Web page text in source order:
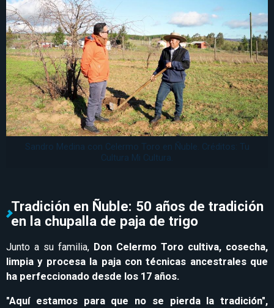
Sandro Medina con Celermo Toro en Ñuble. Créditos: Tu
Cultura Mi Cultura.
Tradición en Ñuble: 50 años de tradición
en la chupalla de paja de trigo
Junto a su familia, Don Celermo Toro cultiva, cosecha,
limpia y procesa la paja con técnicas ancestrales que
ha perfeccionado desde los 17 años.
"Aquí estamos para que no se pierda la tradición",